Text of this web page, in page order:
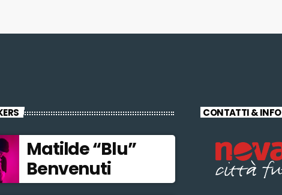
Matilde “Blu”
Benvenuti
CONTATTI & INFO